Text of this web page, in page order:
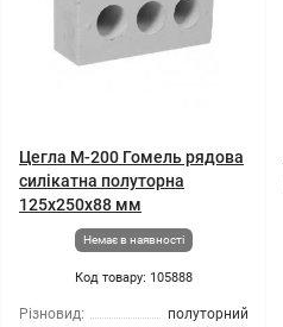
Цегла М-200 Гомель рядова
силікатна полуторна
125х250х88 мм
Немає в наявності
Код товару: 105888
Різновид:
полуторний